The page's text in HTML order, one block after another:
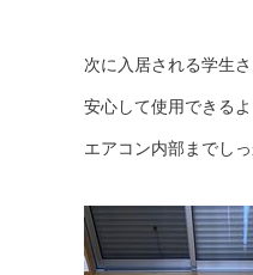
次に入居される学生
安心して使用できるよ
エアコン内部までし